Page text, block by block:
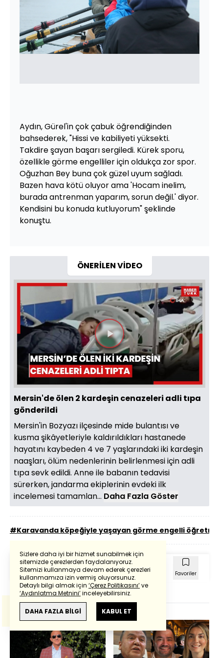
Aydın, Gürel'in çok çabuk öğrendiğinden
bahsederek, "Hissi ve kabiliyeti yüksekti.
Takdire şayan başarı sergiledi. Kürek sporu,
özellikle görme engelliler için oldukça zor spor.
Oğuzhan Bey buna çok güzel uyum sağladı.
Bazen hava kötü oluyor ama 'Hocam inelim,
burada antrenman yaparım, sorun değil.' diyor.
Kendisini bu konuda kutluyorum" şeklinde
konuştu.
ÖNERİLEN VİDEO
Videoyu
Oynat
Mersin'de ölen 2 kardeşin cenazeleri adli tıpa
gönderildi
Mersin'in Bozyazı ilçesinde mide bulantısı ve
kusma şikâyetleriyle kaldırıldıkları hastanede
hayatını kaybeden 4 ve 7 yaşlarındaki iki kardeşin
naaşları, ölüm nedenlerinin belirlenmesi için adli
tıpa sevk edildi. Anne ile babanın tedavisi
sürerken, jandarma ekiplerinin evdeki ilk
incelemesi tamamlan... Daha Fazla Göster
#Karavanda köpeğiyle yaşayan görme engelli
Ana Sayfa Yazı Boyutu Paylaş Favoriler
GÜNÜN ÖNEMLİ MANŞETLERİ
Sizlere daha iyi bir hizmet sunabilmek için
sitemizde çerezlerden faydalanıyoruz.
Sitemizi kullanmaya devam ederek çerezleri
kullanmamıza izin vermiş oluyorsunuz.
Detaylı bilgi almak için ‘Çerez Politikasını’ve
‘Aydınlatma Metnini’inceleyebilirsiniz.
DAHA FAZLA BİLGİ KABUL ET
Powered by Translate
Bu çevirideGoogle Transletekullanılmıştır.
Anlam ve çeviri hatalarından
haberturk.com
sorumlu değildir.